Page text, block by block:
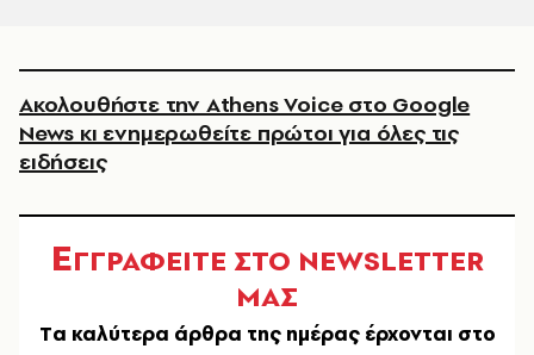
Ακολουθήστε την Athens Voice στο Google
News κι ενημερωθείτε πρώτοι για όλες τις
ειδήσεις
ΕΓΓΡΑΦΕΙΤΕ ΣΤΟ NEWSLETTER
ΜΑΣ
Tα καλύτερα άρθρα της ημέρας έρχονται στο